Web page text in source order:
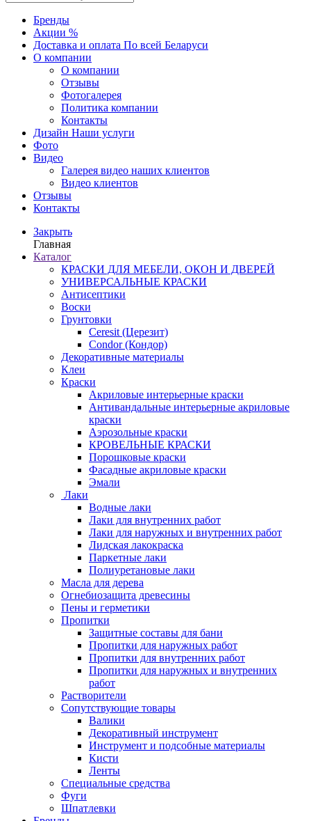
Бренды
Акции %
Доставка и оплата По всей Беларуси
О компании
О компании
Отзывы
Фотогалерея
Политика компании
Контакты
Дизайн Наши услуги
Фото
Видео
Галерея видео наших клиентов
Видео клиентов
Отзывы
Контакты
Закрыть
Главная
Каталог
КРАСКИ ДЛЯ МЕБЕЛИ, ОКОН И ДВЕРЕЙ
УНИВЕРСАЛЬНЫЕ КРАСКИ
Антисептики
Воски
Грунтовки
Ceresit (Церезит)
Condor (Кондор)
Декоративные материалы
Клеи
Краски
Акриловые интерьерные краски
Антивандальные интерьерные акриловые
краски
Аэрозольные краски
КРОВЕЛЬНЫЕ КРАСКИ
Порошковые краски
Фасадные акриловые краски
Эмали
Лаки
Водные лаки
Лаки для внутренних работ
Лаки для наружных и внутренних работ
Лидская лакокраска
Паркетные лаки
Полиуретановые лаки
Масла для дерева
Огнебиозащита древесины
Пены и герметики
Пропитки
Защитные составы для бани
Пропитки для наружных работ
Пропитки для внутренних работ
Пропитки для наружных и внутренних
работ
Растворители
Сопутствующие товары
Валики
Декоративный инструмент
Инструмент и подсобные материалы
Кисти
Ленты
Специальные средства
Фуги
Шпатлевки